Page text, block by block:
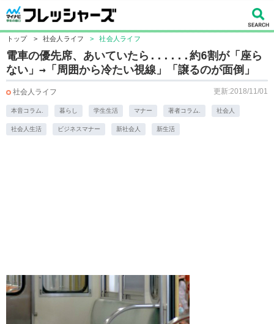
トップ > 社会人ライフ > 社会人ライフ
電車の優先席、あいていたら......約6割が「座ら
ない」→「周囲から冷たい視線」「譲るのが面倒」
社会人ライフ 更新:2018/11/01
本音コラム. 暮らし 学生生活 マナー 著者コラム. 社会人
社会人生活 ビジネスマナー 新社会人 新生活